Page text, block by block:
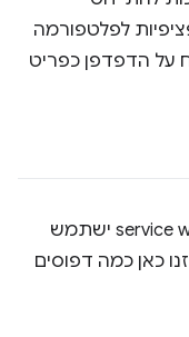
לפלטפורמה
על הדפדפן כפריט
לא משנה כמה מטמון תעשו, ה-service worker ישתמש
כאן כמה דפוסים